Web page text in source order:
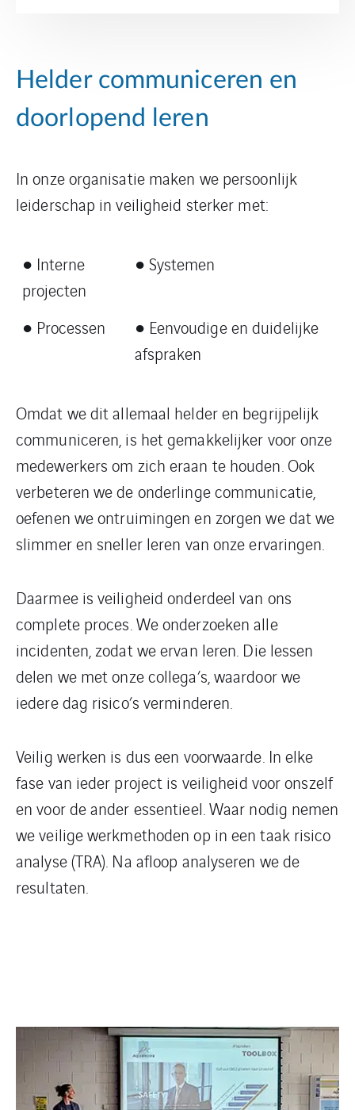
Helder communiceren en
doorlopend leren
In onze organisatie maken we persoonlijk
leiderschap in veiligheid sterker met:
● Interne
projecten
● Systemen
● Processen
● Eenvoudige en duidelijke
afspraken
Omdat we dit allemaal helder en begrijpelijk
communiceren, is het gemakkelijker voor onze
medewerkers om zich eraan te houden. Ook
verbeteren we de onderlinge communicatie,
oefenen we ontruimingen en zorgen we dat we
slimmer en sneller leren van onze ervaringen.
Daarmee is veiligheid onderdeel van ons
complete proces. We onderzoeken alle
incidenten, zodat we ervan leren. Die lessen
delen we met onze collega’s, waardoor we
iedere dag risico’s verminderen.
Veilig werken is dus een voorwaarde. In elke
fase van ieder project is veiligheid voor onszelf
en voor de ander essentieel. Waar nodig nemen
we veilige werkmethoden op in een taak risico
analyse (TRA). Na afloop analyseren we de
resultaten.